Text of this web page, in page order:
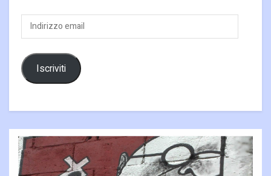
Indirizzo
email
Iscriviti